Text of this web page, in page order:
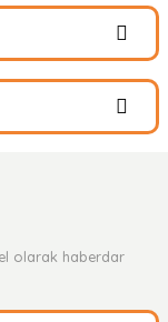
olarak haberdar